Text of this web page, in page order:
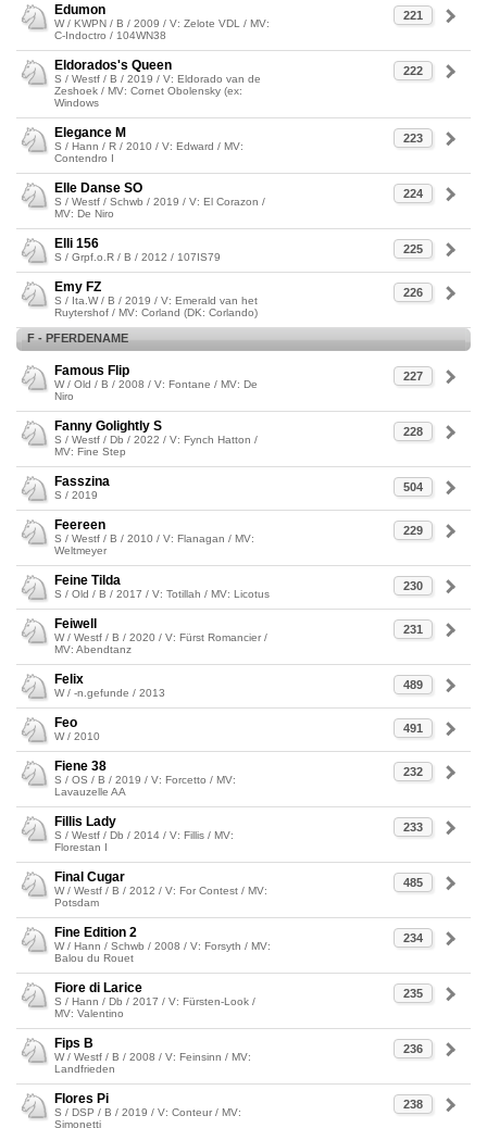
221
Edumon
W / KWPN / B / 2009 / V: Zelote VDL / MV:
C-Indoctro / 104WN38
222
Eldorados's Queen
S / Westf / B / 2019 / V: Eldorado van de
Zeshoek / MV: Cornet Obolensky (ex:
Windows
223
Elegance M
S / Hann / R / 2010 / V: Edward / MV:
Contendro I
224
Elle Danse SO
S / Westf / Schwb / 2019 / V: El Corazon /
MV: De Niro
225
Elli 156
S / Grpf.o.R / B / 2012 / 107IS79
226
Emy FZ
S / Ita.W / B / 2019 / V: Emerald van het
Ruytershof / MV: Corland (DK: Corlando)
F - PFERDENAME
227
Famous Flip
W / Old / B / 2008 / V: Fontane / MV: De
Niro
228
Fanny Golightly S
S / Westf / Db / 2022 / V: Fynch Hatton /
MV: Fine Step
504
Fasszina
S / 2019
229
Feereen
S / Westf / B / 2010 / V: Flanagan / MV:
Weltmeyer
230
Feine Tilda
S / Old / B / 2017 / V: Totillah / MV: Licotus
231
Feiwell
W / Westf / B / 2020 / V: Fürst Romancier /
MV: Abendtanz
489
Felix
W / -n.gefunde / 2013
491
Feo
W / 2010
232
Fiene 38
S / OS / B / 2019 / V: Forcetto / MV:
Lavauzelle AA
233
Fillis Lady
S / Westf / Db / 2014 / V: Fillis / MV:
Florestan I
485
Final Cugar
W / Westf / B / 2012 / V: For Contest / MV:
Potsdam
234
Fine Edition 2
W / Hann / Schwb / 2008 / V: Forsyth / MV:
Balou du Rouet
235
Fiore di Larice
S / Hann / Db / 2017 / V: Fürsten-Look /
MV: Valentino
236
Fips B
W / Westf / B / 2008 / V: Feinsinn / MV:
Landfrieden
238
Flores Pi
S / DSP / B / 2019 / V: Conteur / MV:
Simonetti